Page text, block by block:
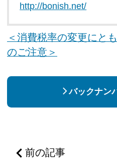
http://bonish.net/
＜消費税率の変更にと
のご注意＞
バックナン
前の記事